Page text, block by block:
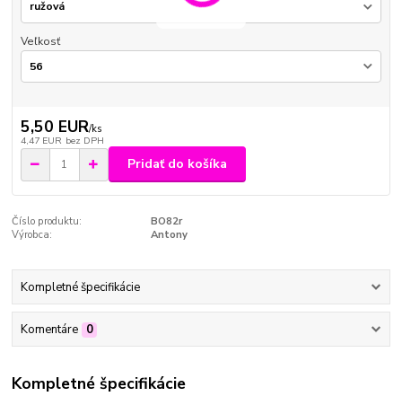
Veľkosť
5,50 EUR/ks
4,47 EUR bez DPH
Pridať do košíka
Číslo produktu:
BO82r
Výrobca:
Antony
Kompletné špecifikácie
Komentáre 0
Kompletné špecifikácie